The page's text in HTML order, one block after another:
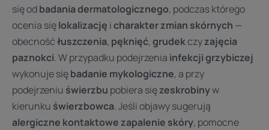
się odbadania dermatologicznego, podczas którego
ocenia sięlokalizację icharakter zmian skórnych —
obecnośćłuszczenia, pęknięć,grudekczyzajęcia
paznokci. W przypadku podejrzenia infekcji grzybiczej
wykonuje siębadanie mykologiczne, a przy
podejrzeniu świerzbu pobiera sięzeskrobinyw
kierunku świerzbowca. Jeśli objawy sugerują
alergiczne kontaktowe zapalenie skóry, pomocne